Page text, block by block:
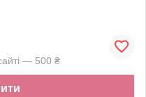
— 500 ₴